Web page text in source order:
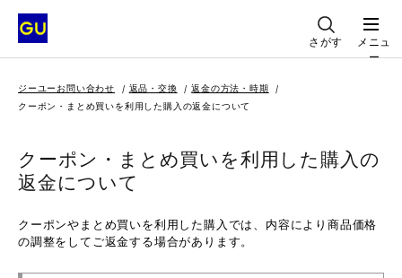
さがす
メニュ
ー
ジーユーお問い合わせ 返品・交換
返金の方法・時期
クーポン・まとめ買いを利用した購入の返金について
クーポン・まとめ買いを利用した購入の
返金について
クーポンやまとめ買いを利用した購入では、内容により商品価格
の調整をしてご返金する場合があります。